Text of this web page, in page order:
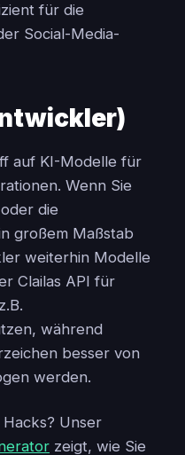
für die
Social-Media-
auf KI-Modelle für
Wenn Sie
die
großem Maßstab
weiterhin Modelle
Clailas API für
während
besser von
werden.
Unser
zeigt, wie Sie